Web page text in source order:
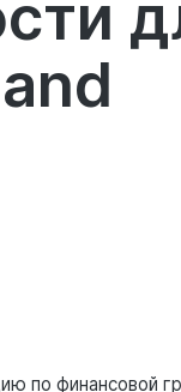
по финансовой